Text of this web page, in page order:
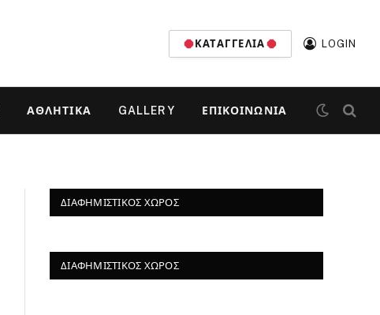
ΚΑΤΑΓΓΕΛΊΑ LOGIN
ΑΘΛΗΤΙΚΆ GALLERY ΕΠΙΚΟΙΝΩΝΊΑ
ΔΙΑΦΗΜΙΣΤΙΚΌΣ ΧΏΡΟΣ
ΔΙΑΦΗΜΙΣΤΙΚΌΣ ΧΏΡΟΣ